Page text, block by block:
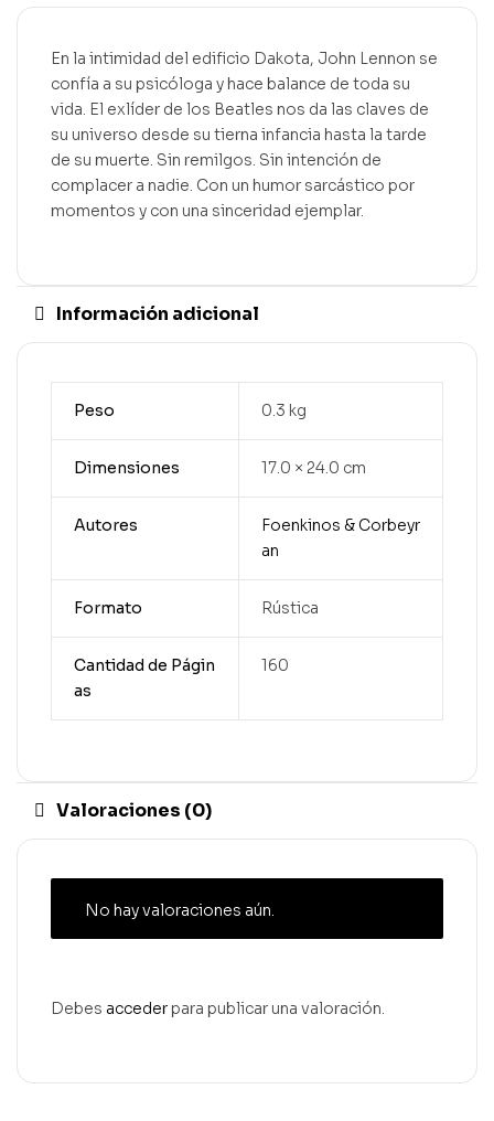
En la intimidad del edificio Dakota, John Lennon se
confía a su psicóloga y hace balance de toda su
vida. El exlíder de los Beatles nos da las claves de
su universo desde su tierna infancia hasta la tarde
de su muerte. Sin remilgos. Sin intención de
complacer a nadie. Con un humor sarcástico por
momentos y con una sinceridad ejemplar.
Información adicional
Peso 0.3 kg
Dimensiones 17.0 × 24.0 cm
Autores
Foenkinos & Corbeyr
an
Formato Rústica
Cantidad de Págin
as
160
Valoraciones (0)
No hay valoraciones aún.
Debes acceder para publicar una valoración.